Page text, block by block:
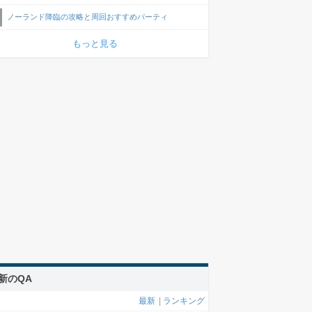
ノーランド降臨の攻略と周回おすすめパーティ
もっと見る
のQA
最新 ランキング